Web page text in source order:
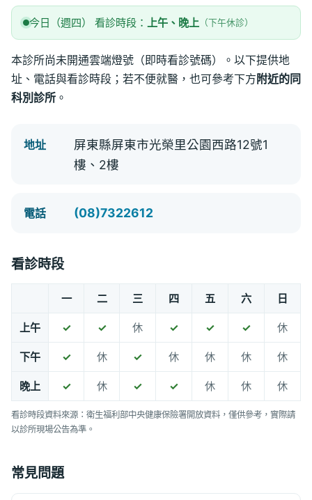
今日（週四） 看診時段： 上午、晚上 （下午休診）
本診所尚未開通雲端燈號（即時看診號碼）。以下提供地
址、電話與看診時段；若不便就醫，也可參考下方 附近的同
科別診所 。
地址
屏東縣屏東市光榮里公園西路12號1
樓、2樓
電話 (08)7322612
看診時段
一 二 三 四 五 六 日
上午 ✓ ✓ 休 ✓ ✓ ✓ 休
下午 ✓ 休 ✓ 休 休 休 休
晚上 ✓ 休 ✓ ✓ 休 休 休
看診時段資料來源：衛生福利部中央健康保險署開放資料，僅供參考，實際請
以診所現場公告為準。
常見問題